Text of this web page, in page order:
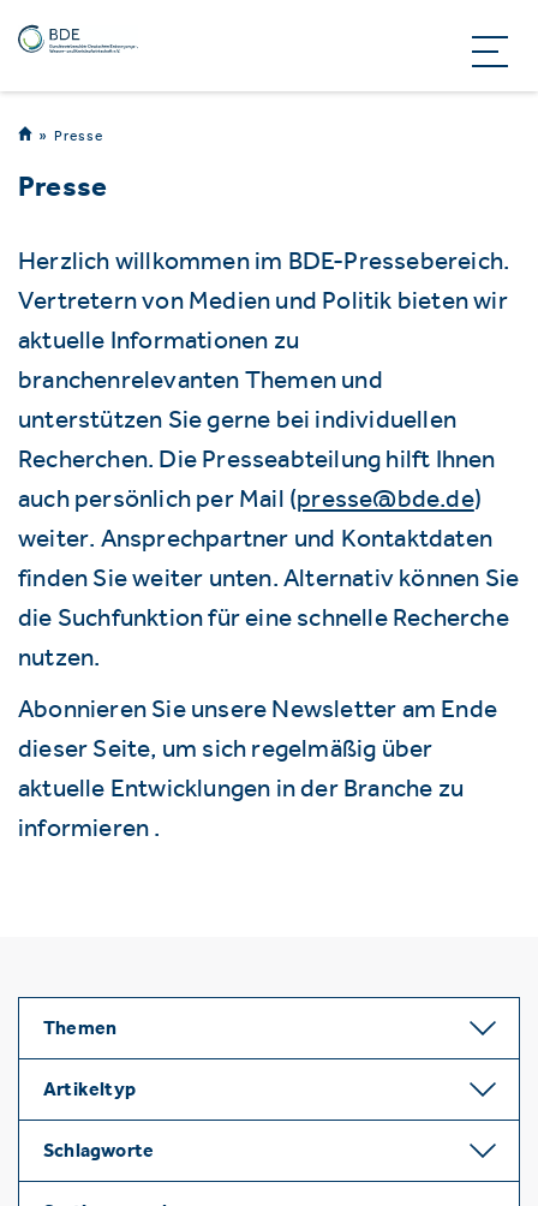
Presse
Presse
Herzlich willkommen im BDE-Pressebereich.
Vertretern von Medien und Politik bieten wir
aktuelle Informationen zu
branchenrelevanten Themen und
unterstützen Sie gerne bei individuellen
Recherchen. Die Presseabteilung hilft Ihnen
auch persönlich per Mail (presse@bde.de)
weiter. Ansprechpartner und Kontaktdaten
finden Sie weiter unten. Alternativ können Sie
die Suchfunktion für eine schnelle Recherche
nutzen.
Abonnieren Sie unsere Newsletter am Ende
dieser Seite, um sich regelmäßig über
aktuelle Entwicklungen in der Branche zu
informieren .
Themen
Artikeltyp
Schlagworte